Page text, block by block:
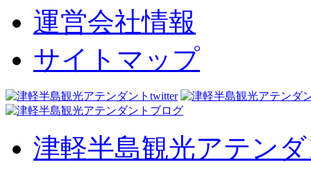
運営会社情報
サイトマップ
津軽半島観光アテン